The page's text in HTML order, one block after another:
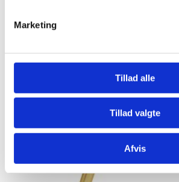
Marketing
Tillad alle
Tillad valgte
Afvis